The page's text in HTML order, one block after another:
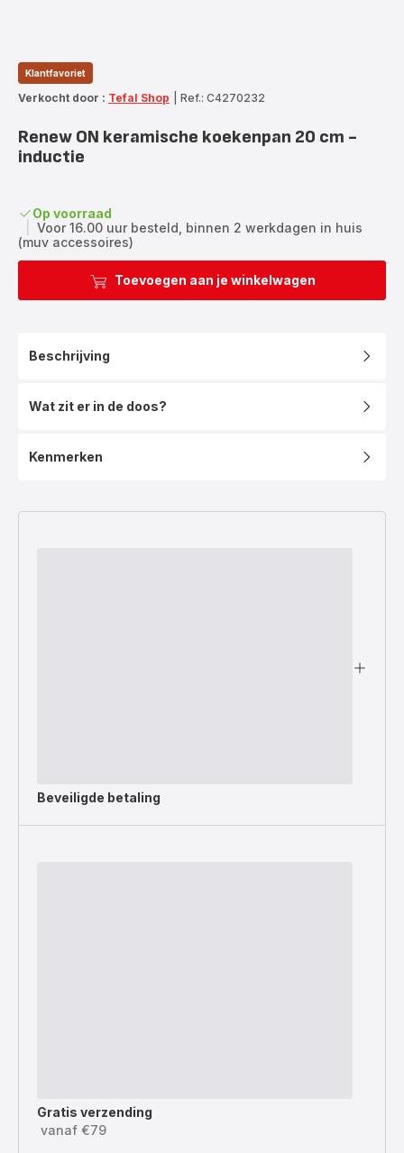
Klantfavoriet
Verkocht door : Tefal Shop Ref.: C4270232
Renew ON keramische koekenpan 20 cm -
inductie
Op voorraad
Voor 16.00 uur besteld, binnen 2 werkdagen in huis
(muv accessoires)
Toevoegen aan je winkelwagen
Beschrijving
Wat zit er in de doos?
Kenmerken
Beveiligde betaling
Gratis verzending
vanaf €79